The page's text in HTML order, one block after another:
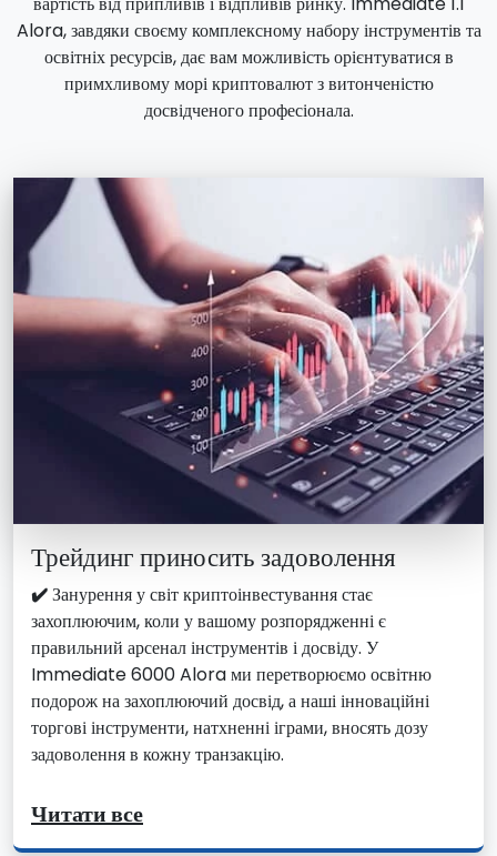
Alora, завдяки своєму комплексному набору інструментів та
освітніх ресурсів, дає вам можливість орієнтуватися в
примхливому морі криптовалют з витонченістю
досвідченого професіонала.
Трейдинг приносить задоволення
✔️Занурення у світ криптоінвестування стає
захоплюючим, коли у вашому розпорядженні є
правильний арсенал інструментів і досвіду. У
Immediate 6000 Alora ми перетворюємо освітню
подорож на захоплюючий досвід, а наші інноваційні
торгові інструменти, натхненні іграми, вносять дозу
задоволення в кожну транзакцію.
Читати все